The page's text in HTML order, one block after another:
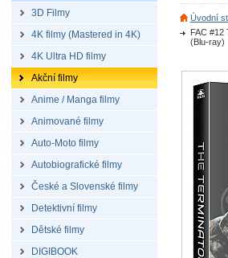
3D Filmy
4K filmy (Mastered in 4K)
4K Ultra HD filmy
Akční filmy
Anime / Manga filmy
Animované filmy
Auto-Moto filmy
Autobiografické filmy
České a Slovenské filmy
Detektivní filmy
Dětské filmy
DIGIBOOK
Úvodní
FAC #12
(Blu-ray)